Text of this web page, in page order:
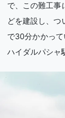
で、この難工事
どを建設し、つ
で30分かかって
ハイダルパシャ